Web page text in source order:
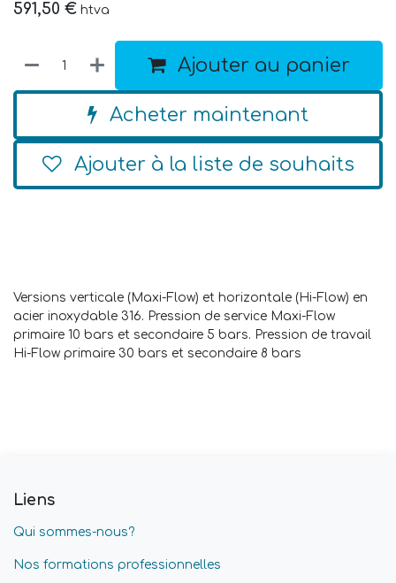
591,50 € htva
Ajouter au panier
Acheter maintenant
Ajouter à la liste de souhaits
Versions verticale (Maxi-Flow) et horizontale (Hi-Flow) en
acier inoxydable 316. Pression de service Maxi-Flow
primaire 10 bars et secondaire 5 bars. Pression de travail
Hi-Flow primaire 30 bars et secondaire 8 bars
Liens
Qui sommes-nous?
Nos formations professionnelles